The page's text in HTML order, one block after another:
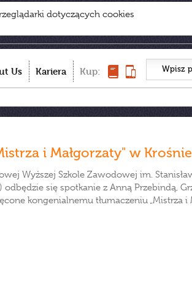
dotyczących cookies
Us Kariera Kup:
i Małgorzaty" w Krośnie
Wyższej Szkole Zawodowej im.
się spotkanie z Anną Przebindą,
kongenialnemu tłumaczeniu „Mistrza i